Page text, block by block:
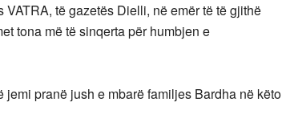
të gazetës Dielli, në emër të të gjithë
tona më të sinqerta për humbjen e
pranë jush e mbarë familjes Bardha në këto